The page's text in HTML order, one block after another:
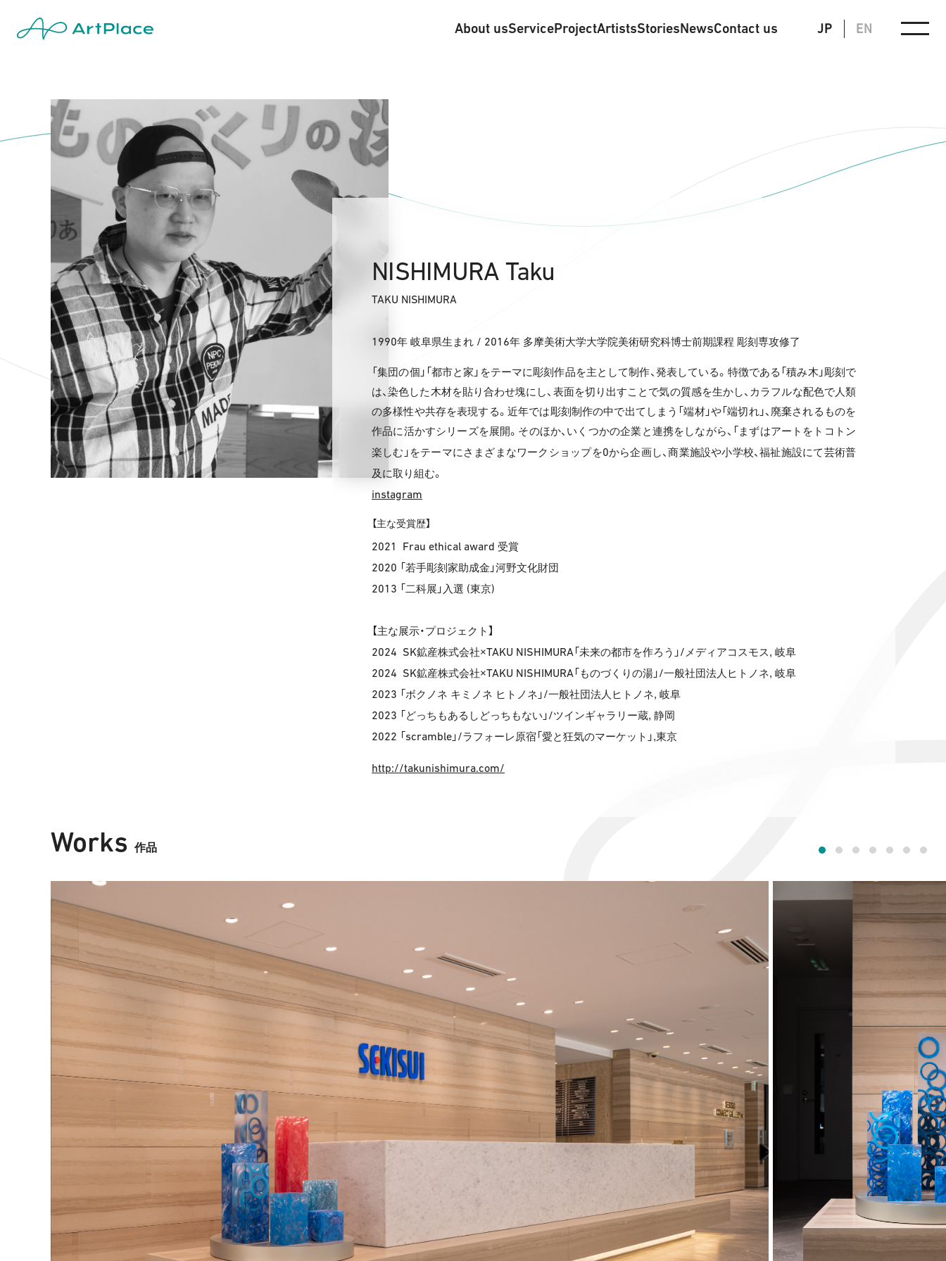
About usServiceProjectArtistsStoriesNewsContact us JP EN
NISHIMURA Taku
TAKU NISHIMURA
1990年 岐阜県生まれ / 2016年 多摩美術大学大学院美術研究科博士前期課程 彫刻専攻修了
「集団の個」「都市と家」をテーマに彫刻作品を主として制作、発表している。特徴である「積み木」彫刻で
は、染色した木材を貼り合わせ塊にし、表面を切り出すことで気の質感を生かし、カラフルな配色で人類
の多様性や共存を表現する。近年では彫刻制作の中で出てしまう「端材」や「端切れ」、廃棄されるものを
作品に活かすシリーズを展開。そのほか、いくつかの企業と連携をしながら、「まずはアートをトコトン
楽しむ」をテーマにさまざまなワークショップを0から企画し、商業施設や小学校、福祉施設にて芸術普
及に取り組む。
instagram
【主な受賞歴】
2021 Frau ethical award 受賞
2020 「若手彫刻家助成金」河野文化財団
2013 「二科展」入選 (東京)
【主な展示・プロジェクト】
2024 SK鉱産株式会社×TAKU NISHIMURA 「未来の都市を作ろう」/ メディアコスモス, 岐阜
2024 SK鉱産株式会社×TAKU NISHIMURA 「ものづくりの湯」/一般社団法人ヒトノネ, 岐阜
2023 「ボクノネ キミノネ ヒトノネ」/一般社団法人ヒトノネ, 岐阜
2023 「どっちもあるしどっちもない」/ツインギャラリー蔵, 静岡
2022 「 scramble 」/ラフォーレ原宿「愛と狂気のマーケット」,東京
http://takunishimura.com/
Works 作品